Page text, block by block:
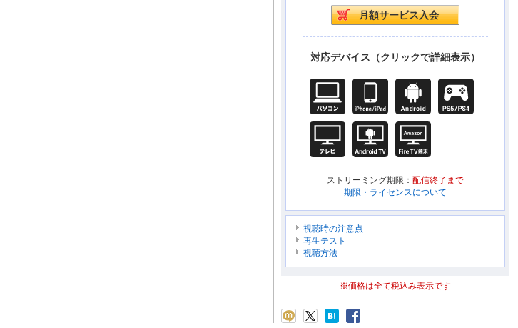
対応デバイス（クリックで詳細表示）
ストリーミング期限： 配信終了まで
期限・ライセンスについて
視聴時の注意点
再生テスト
視聴方法
※価格は全て税込み表示です